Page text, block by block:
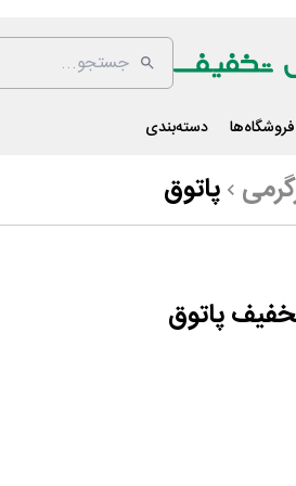
فروشگاه‌ها دسته‌بندی
پاتوق
پاتوق